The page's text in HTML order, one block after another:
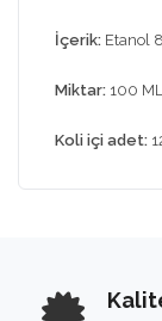
İçerik: Etanol
Miktar: 100 ML
Koli içi adet: